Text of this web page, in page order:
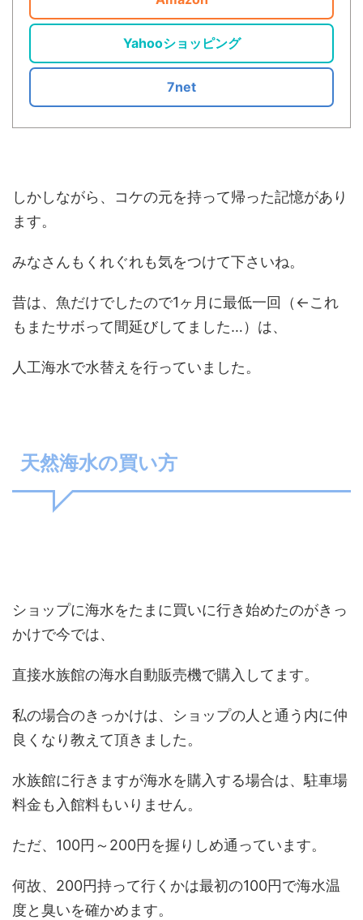
Yahooショッピング
7net
しかしながら、コケの元を持って帰った記憶があり
ます。
みなさんもくれぐれも気をつけて下さいね。
昔は、魚だけでしたので1ヶ月に最低一回（←これ
もまたサボって間延びしてました…）は、
人工海水で水替えを行っていました。
天然海水の買い方
ショップに海水をたまに買いに行き始めたのがきっ
かけで今では、
直接水族館の海水自動販売機で購入してます。
私の場合のきっかけは、ショップの人と通う内に仲
良くなり教えて頂きました。
水族館に行きますが海水を購入する場合は、駐車場
料金も入館料もいりません。
ただ、100円～200円を握りしめ通っています。
何故、200円持って行くかは最初の100円で海水温
度と臭いを確かめます。